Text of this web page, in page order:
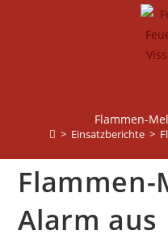
Flammen-
> Einsatzberichte >
Alarm aus